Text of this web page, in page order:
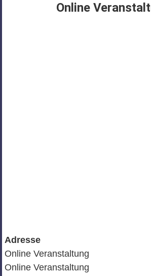
Online
Adresse
Online Veranstaltung
Online Veranstaltung